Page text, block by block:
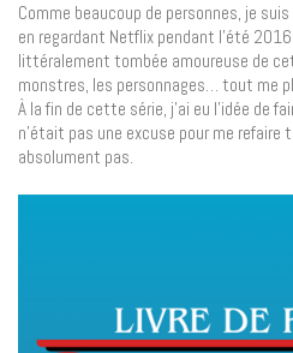
Comme beaucoup de personnes, je
en regardant Netflix pendant l’été
littéralement tombée amoureuse de
monstres, les personnages… tout me
À la fin de cette série, j’ai eu l’idée de
n’était pas une excuse pour me refaire
absolument pas.